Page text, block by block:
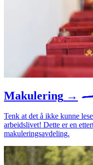
Makulering →
Tenk at det å ikke kunne
arbeidslivet! Dette er en
makuleringsavdeling.